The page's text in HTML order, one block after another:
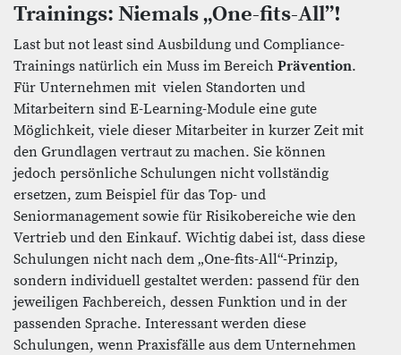
Trainings: Niemals „One-fits-All”!
Last but not least sind Ausbildung und Compliance-
Trainings natürlich ein Muss im Bereich Prävention.
Für Unternehmen mit vielen Standorten und
Mitarbeitern sind E-Learning-Module eine gute
Möglichkeit, viele dieser Mitarbeiter in kurzer Zeit mit
den Grundlagen vertraut zu machen. Sie können
jedoch persönliche Schulungen nicht vollständig
ersetzen, zum Beispiel für das Top- und
Seniormanagement sowie für Risikobereiche wie den
Vertrieb und den Einkauf. Wichtig dabei ist, dass diese
Schulungen nicht nach dem „One-fits-All“-Prinzip,
sondern individuell gestaltet werden: passend für den
jeweiligen Fachbereich, dessen Funktion und in der
passenden Sprache. Interessant werden diese
Schulungen, wenn Praxisfälle aus dem Unternehmen